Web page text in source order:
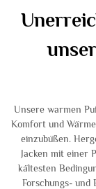
Unsere warmen
Komfort und
einzubüßen.
Jacken mit einer
kältesten
Forschungs- und